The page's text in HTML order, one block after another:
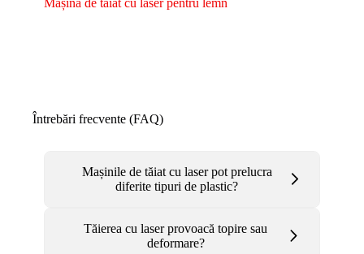
Întrebări frecvente (FAQ)
Mașinile de tăiat cu laser pot prelucra
diferite tipuri de plastic?
Tăierea cu laser provoacă topire sau
deformare?